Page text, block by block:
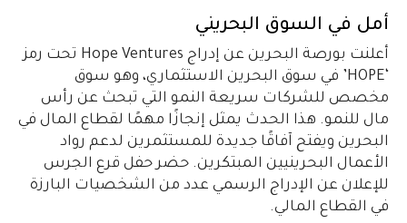
أمل في السوق البحريني
أعلنت بورصة البحرين عن إدراج Hope Ventures تحت رمز
‘HOPE’ في سوق البحرين الاستثماري، وهو سوق
مخصص للشركات سريعة النمو التي تبحث عن رأس
مال للنمو. هذا الحدث يمثل إنجازًا مهمًا لقطاع المال في
البحرين ويفتح آفاقًا جديدة للمستثمرين لدعم رواد
الأعمال البحرينيين المبتكرين. حضر حفل قرع الجرس
للإعلان عن الإدراج الرسمي عدد من الشخصيات البارزة
في القطاع المالي.